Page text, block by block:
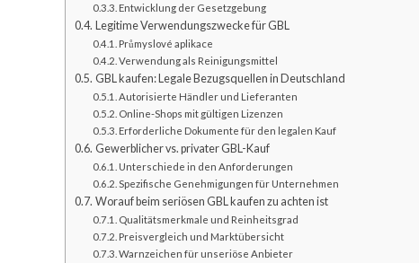
Entwicklung der Gesetzgebung
Legitime Verwendungszwecke für GBL
Průmyslové aplikace
Verwendung als Reinigungsmittel
GBL kaufen: Legale Bezugsquellen in Deutschland
Autorisierte Händler und Lieferanten
Online-Shops mit gültigen Lizenzen
Erforderliche Dokumente für den legalen Kauf
Gewerblicher vs. privater GBL-Kauf
Unterschiede in den Anforderungen
Spezifische Genehmigungen für Unternehmen
Worauf beim seriösen GBL kaufen zu achten ist
Qualitätsmerkmale und Reinheitsgrad
Preisvergleich und Marktübersicht
Warnzeichen für unseriöse Anbieter